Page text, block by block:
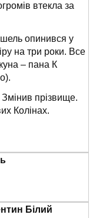
втекла за
опинився у
на три роки. Все
– пана К
прізвище.
Колінах.
Білий